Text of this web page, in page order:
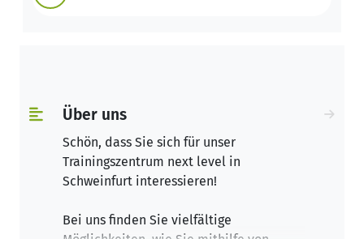
Über uns
Schön, dass Sie sich für unser
Trainingszentrum next level in
Schweinfurt interessieren!
Bei uns finden Sie vielfältige